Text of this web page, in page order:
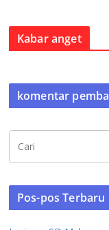
Kabar anget
komentar
Pos-pos Terbaru